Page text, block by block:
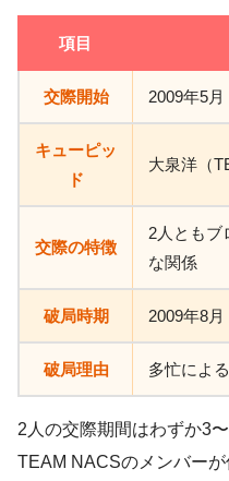
項目
交際開始 2009年5月
キューピッ
ド
大泉洋（
交際の特徴
2人ともブ
な関係
破局時期 2009年8月
破局理由 多忙によ
2人の交際期間はわずか3
TEAM NACSのメンバー